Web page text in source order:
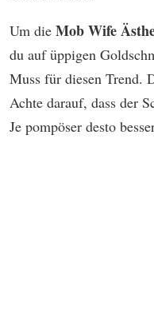
Um die Mob Wife
du auf üppigen
Muss für diesen Trend.
Achte darauf, dass der
Je pompöser desto